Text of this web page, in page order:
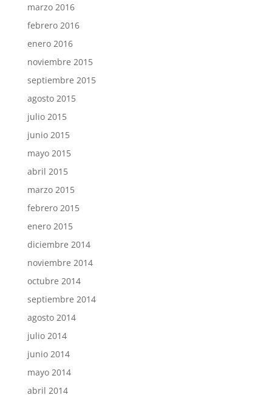
marzo 2016
febrero 2016
enero 2016
noviembre 2015
septiembre 2015
agosto 2015
julio 2015
junio 2015
mayo 2015
abril 2015
marzo 2015
febrero 2015
enero 2015
diciembre 2014
noviembre 2014
octubre 2014
septiembre 2014
agosto 2014
julio 2014
junio 2014
mayo 2014
abril 2014